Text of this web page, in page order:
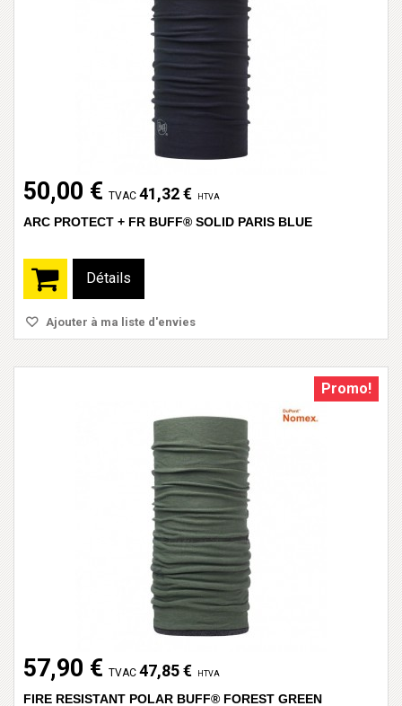
50,00 € TVAC 41,32 € HTVA
ARC PROTECT + FR BUFF® SOLID PARIS BLUE
Détails
Ajouter à ma liste d'envies
Promo!
57,90 € TVAC 47,85 € HTVA
FIRE RESISTANT POLAR BUFF® FOREST GREEN